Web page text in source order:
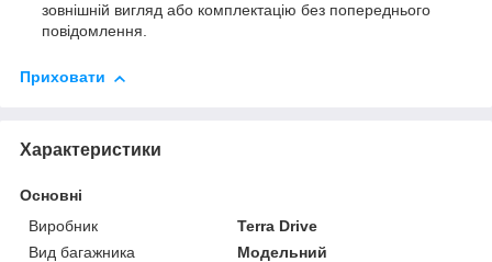
зовнішній вигляд або комплектацію без попереднього
повідомлення.
Приховати
Характеристики
Основні
Виробник
Terra Drive
Вид багажника
Модельний